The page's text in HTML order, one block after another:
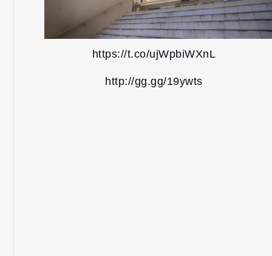
https://t.co/ujWpbiWXnL
http://gg.gg/19ywts